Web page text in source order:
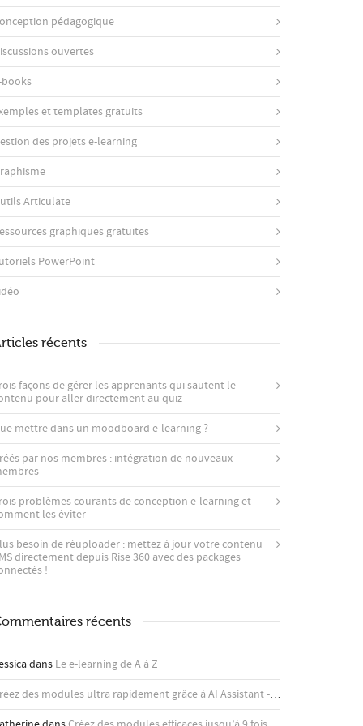
pédagogique
ouvertes
books
et templates gratuits
des projets e-learning
Articulate
graphiques gratuites
PowerPoint
récents
façons de gérer les apprenants qui sautent le
pour aller directement au quiz
mettre dans un moodboard e-learning ?
par nos membres : intégration de nouveaux
problèmes courants de conception e-learning et
les éviter
besoin de réuploader : mettez à jour votre contenu
directement depuis Rise 360 ​​avec des packages
!
récents
dans Le e-learning de A à Z
Créez des modules ultra rapidement grâce à AI Assistant - Articulate